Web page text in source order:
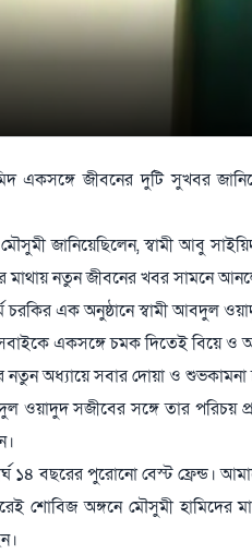
একসঙ্গে জীবনের দুটি সুখবর
জানিয়েছিলেন, স্বামী আবু
মাথায় নতুন জীবনের খবর সামনে
চরকির এক অনুষ্ঠানে স্বামী আবদুল
সবাইকে একসঙ্গে চমক দিতেই বিয়ে ও
অধ্যায়ে সবার দোয়া ও শুভকামনা
ওয়াদুদ সজীবের সঙ্গে তার পরিচয়
১৪ বছরের পুরোনো বেস্ট ফ্রেন্ড।
শোবিজ অঙ্গনে মৌসুমী হামিদের